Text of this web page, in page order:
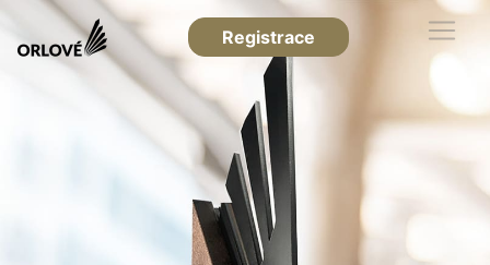
Registrace